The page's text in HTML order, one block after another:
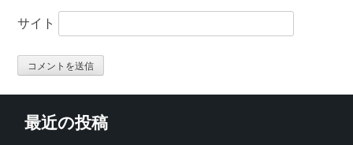
サイト
最近の投稿